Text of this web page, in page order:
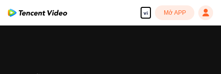
vi Mở APP